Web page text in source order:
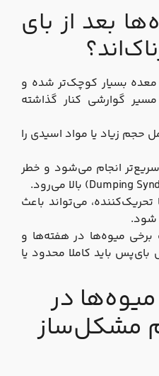
بعد از بای‌
بسیار کوچک‌تر شده و
گوارشی کنار گذاشته
حجم زیاد یا مواد اسیدی را
انجام می‌شود و خطر
می‌تواند باعث
میوه‌ها در هفته‌ها و
باید کاملا محدود یا
در
مشکل‌ساز